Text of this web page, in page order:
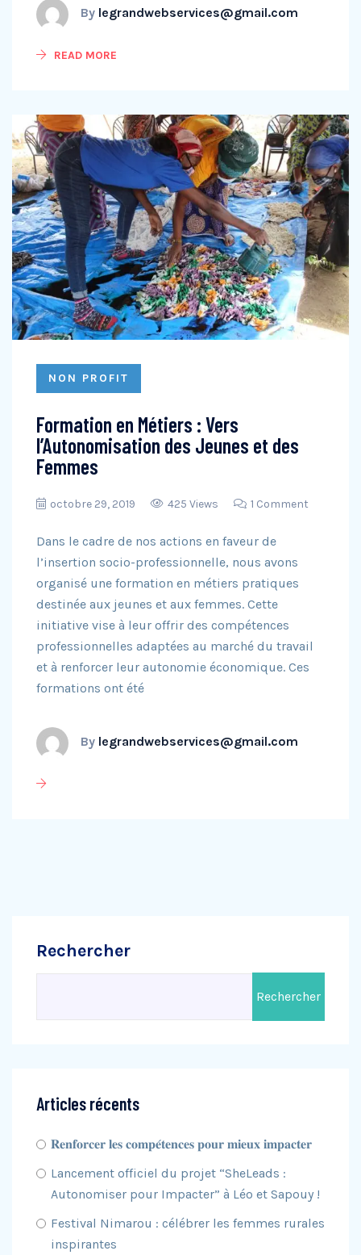
By legrandwebservices@gmail.com
READ MORE
NON PROFIT
Formation en Métiers : Vers
l’Autonomisation des Jeunes et des
Femmes
octobre 29, 2019 425 Views 1 Comment
Dans le cadre de nos actions en faveur de
l’insertion socio-professionnelle, nous avons
organisé une formation en métiers pratiques
destinée aux jeunes et aux femmes. Cette
initiative vise à leur offrir des compétences
professionnelles adaptées au marché du travail
et à renforcer leur autonomie économique. Ces
formations ont été
By legrandwebservices@gmail.com
Rechercher
Rechercher
Articles récents
𝐑𝐞𝐧𝐟𝐨𝐫𝐜𝐞𝐫 𝐥𝐞𝐬 𝐜𝐨𝐦𝐩𝐞́𝐭𝐞𝐧𝐜𝐞𝐬 𝐩𝐨𝐮𝐫 𝐦𝐢𝐞𝐮𝐱 𝐢𝐦𝐩𝐚𝐜𝐭𝐞𝐫
Lancement officiel du projet “SheLeads :
Autonomiser pour Impacter” à Léo et Sapouy !
Festival Nimarou : célébrer les femmes rurales
inspirantes